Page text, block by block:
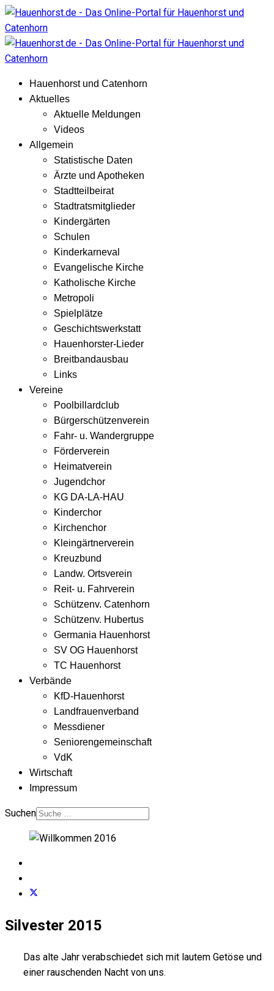
Hauenhorst und Catenhorn
Aktuelles
Aktuelle Meldungen
Videos
Allgemein
Statistische Daten
Ärzte und Apotheken
Stadtteilbeirat
Stadtratsmitglieder
Kindergärten
Schulen
Kinderkarneval
Evangelische Kirche
Katholische Kirche
Metropoli
Spielplätze
Geschichtswerkstatt
Hauenhorster-Lieder
Breitbandausbau
Links
Vereine
Poolbillardclub
Bürgerschützenverein
Fahr- u. Wandergruppe
Förderverein
Heimatverein
Jugendchor
KG DA-LA-HAU
Kinderchor
Kirchenchor
Kleingärtnerverein
Kreuzbund
Landw. Ortsverein
Reit- u. Fahrverein
Schützenv. Catenhorn
Schützenv. Hubertus
Germania Hauenhorst
SV OG Hauenhorst
TC Hauenhorst
Verbände
KfD-Hauenhorst
Landfrauenverband
Messdiener
Seniorengemeinschaft
VdK
Wirtschaft
Impressum
Suchen
Silvester 2015
Das alte Jahr verabschiedet sich mit lautem Getöse und
einer rauschenden Nacht von uns.